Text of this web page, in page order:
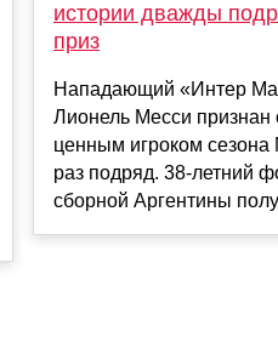
истории дважды
приз
Нападающий «Интер
Лионель Месси
ценным игроком
раз подряд. 38-летний
сборной Аргентины